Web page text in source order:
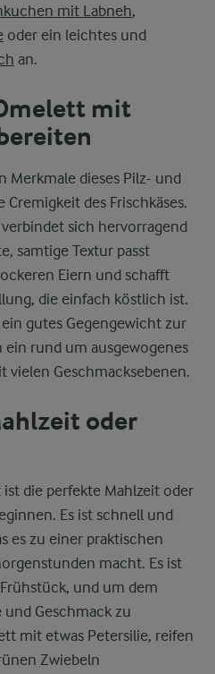
mit Labneh,
oder ein leichtes und
an.
mit
Merkmale dieses Pilz- und
des Frischkäses.
sich hervorragend
samtige Textur passt
Eiern und schafft
die einfach köstlich ist.
gutes Gegengewicht zur
rund um ausgewogenes
vielen Geschmacksebenen.
oder
ist die perfekte Mahlzeit oder
Es ist schnell und
es zu einer praktischen
macht. Es ist
und um dem
und Geschmack zu
mit etwas Petersilie, reifen
Zwiebeln